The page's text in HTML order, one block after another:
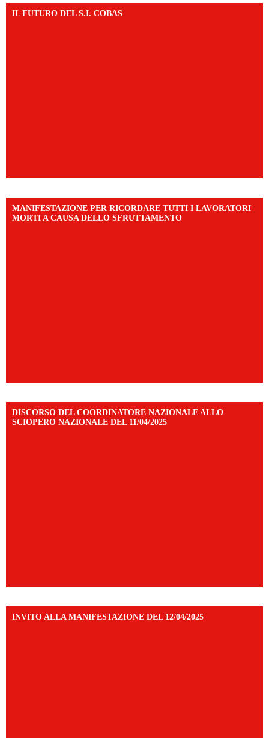
IL FUTURO DEL S.I. COBAS
MANIFESTAZIONE PER RICORDARE TUTTI I LAVORATORI
MORTI A CAUSA DELLO SFRUTTAMENTO
DISCORSO DEL COORDINATORE NAZIONALE ALLO
SCIOPERO NAZIONALE DEL 11/04/2025
INVITO ALLA MANIFESTAZIONE DEL 12/04/2025